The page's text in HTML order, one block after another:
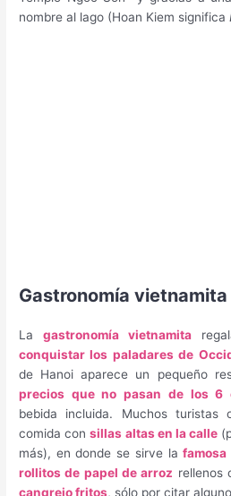
nombre al lago (Hoan Kiem significa
Gastronomía vietnamita
La gastronomía vietnamita
conquistar los paladares de
de Hanoi aparece un pequeño
precios que no pasan de los 6
bebida incluida. Muchos
comida consillas altas en la calle
más), en donde se sirve la
rollitos de papel de arroz rellenos
cangrejo fritos, sólo por citar